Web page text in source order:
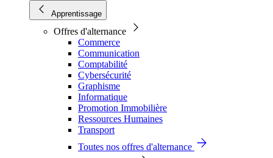
Apprentissage
Offres d'alternance
Commerce
Communication
Comptabilité
Cybersécurité
Graphisme
Informatique
Promotion Immobilière
Ressources Humaines
Transport
Toutes nos offres d'alternance